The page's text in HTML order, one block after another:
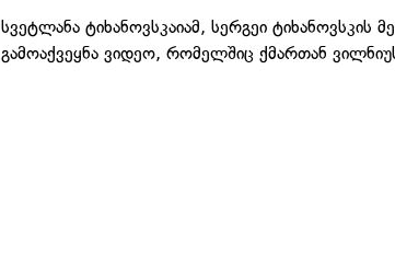
სვეტლანა ტიხანოვსკაიამ, სერგეი
გამოაქვეყნა ვიდეო, რომელშიც ქმართან